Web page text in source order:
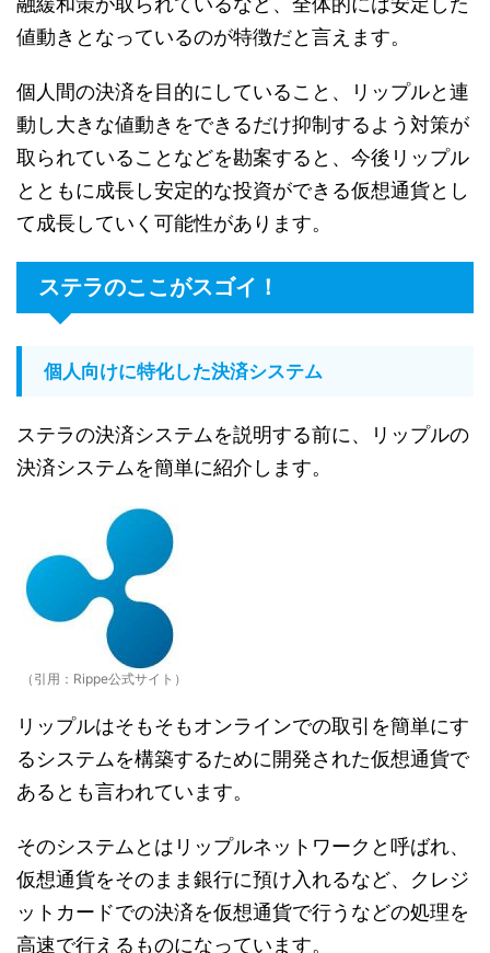
値動きとなっているのが特徴だと言えます。
個人間の決済を目的にしていること、リップルと連
動し大きな値動きをできるだけ抑制するよう対策が
取られていることなどを勘案すると、今後リップル
とともに成長し安定的な投資ができる仮想通貨とし
て成長していく可能性があります。
ステラのここがスゴイ！
個人向けに特化した決済システム
ステラの決済システムを説明する前に、リップルの
決済システムを簡単に紹介します。
（引用：Rippe公式サイト）
リップルはそもそもオンラインでの取引を簡単にす
るシステムを構築するために開発された仮想通貨で
あるとも言われています。
そのシステムとはリップルネットワークと呼ばれ、
仮想通貨をそのまま銀行に預け入れるなど、クレジ
ットカードでの決済を仮想通貨で行うなどの処理を
高速で行えるものになっています。